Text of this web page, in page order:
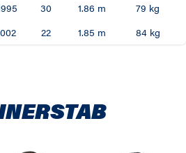
30 1.86 m
79 kg
22 1.85 m 84 kg